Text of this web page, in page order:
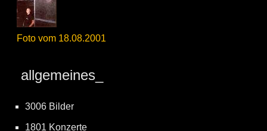
Foto vom 18.08.2001
allgemeines_
3006 Bilder
1801 Konzerte